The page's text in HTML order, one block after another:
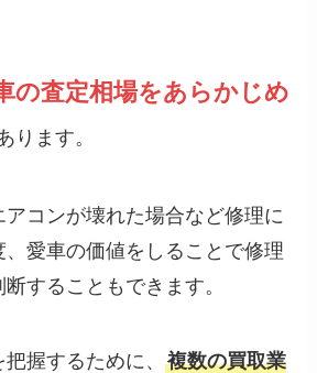
の査定相場をあらかじめ
ります。
コンが壊れた場合など修理に
愛車の価値をしることで修理
することもできます。
握するために、複数の買取業